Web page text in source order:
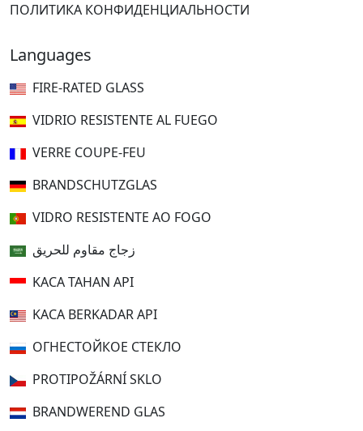
ПОЛИТИКА КОНФИДЕНЦИАЛЬНОСТИ
Languages
FIRE-RATED GLASS
VIDRIO RESISTENTE AL FUEGO
VERRE COUPE-FEU
BRANDSCHUTZGLAS
VIDRO RESISTENTE AO FOGO
زجاج مقاوم للحريق
KACA TAHAN API
KACA BERKADAR API
ОГНЕСТОЙКОЕ СТЕКЛО
PROTIPOŽÁRNÍ SKLO
BRANDWEREND GLAS